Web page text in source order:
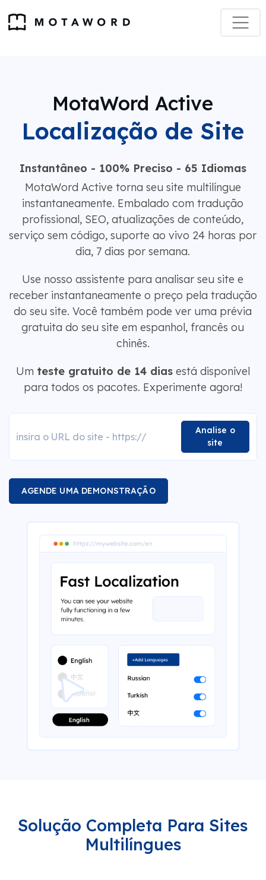
MotaWord Active
Localização de Site
Instantâneo - 100% Preciso - 65 Idiomas
MotaWord Active torna seu site multilíngue
instantaneamente. Embalado com tradução
profissional, SEO, atualizações de conteúdo,
serviço sem código, suporte ao vivo 24 horas por
dia, 7 dias por semana.
Use nosso assistente para analisar seu site e
receber instantaneamente o preço pela tradução
do seu site. Você também pode ver uma prévia
gratuita do seu site em espanhol, francês ou
chinês.
Um teste gratuito de 14 diasestá disponível
para todos os pacotes. Experimente agora!
Analise o
site
AGENDE UMA DEMONSTRAÇÃO
Solução Completa Para Sites
Multilíngues